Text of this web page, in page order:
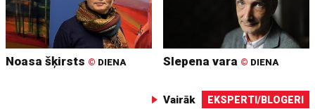
Noasa šķirsts © DIENA Slepena vara © DIENA
Vairāk EKSPERTI/BLOGERI